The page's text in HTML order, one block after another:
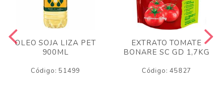
OLEO SOJA LIZA PET
900ML
Código: 51499
EXTRATO TOMATE
BONARE SC GD 1,7KG
Código: 45827